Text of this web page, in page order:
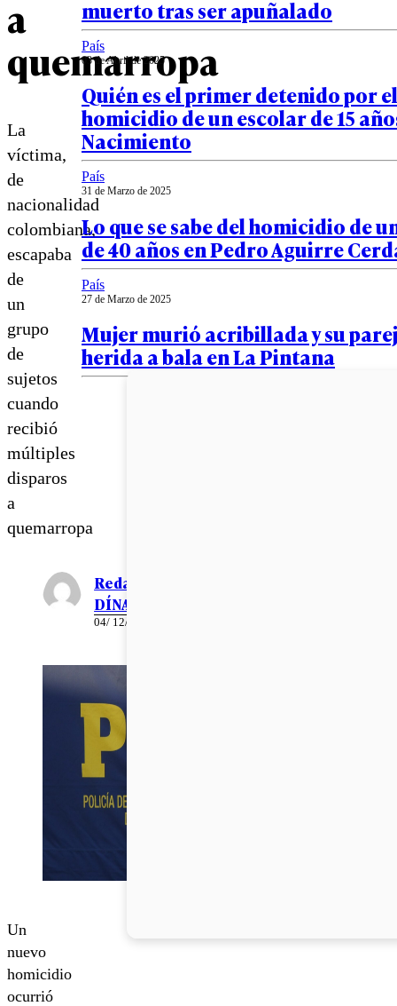
a
quemarropa
La
víctima,
de
nacionalidad
colombiana,
escapaba
de
un
grupo
de
sujetos
cuando
recibió
múltiples
disparos
a
quemarropa
Redacción EL
DÍNAMO
04/ 12/ 2022
Un
nuevo
homicidio
ocurrió
muerto tras ser apuñalado
País
03 de Abril de 2025
Quién es el primer detenido por el
homicidio de un escolar de 15
Nacimiento
País
31 de Marzo de 2025
Lo que se sabe del homicidio de
de 40 años en Pedro Aguirre
País
27 de Marzo de 2025
Mujer murió acribillada y su
herida a bala en La Pintana